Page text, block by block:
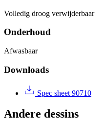
Volledig droog verwijderbaar
Onderhoud
Afwasbaar
Downloads
Spec sheet 90710
Andere dessins